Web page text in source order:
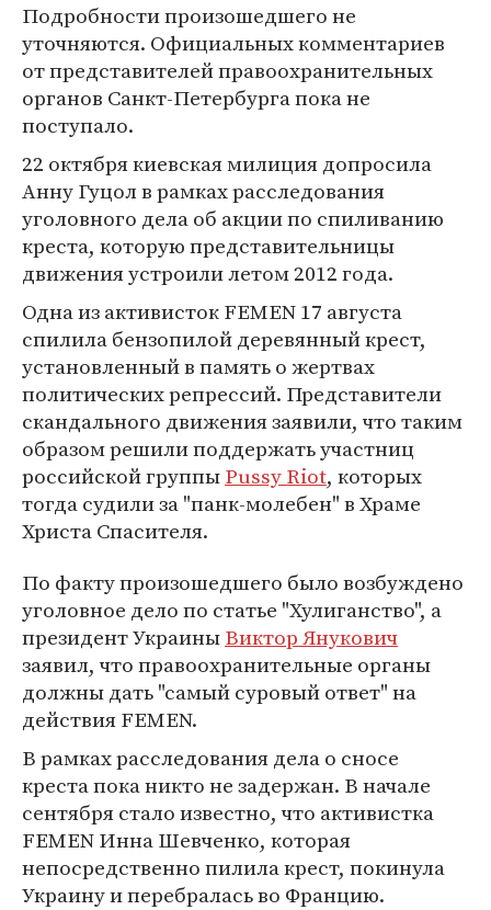
Подробности произошедшего не
уточняются. Официальных комментариев
от представителей правоохранительных
органов Санкт-Петербурга пока не
поступало.
22 октября киевская милиция допросила
Анну Гуцол в рамках расследования
уголовного дела об акции по спиливанию
креста, которую представительницы
движения устроили летом 2012 года.
Одна из активисток FEMEN 17 августа
спилила бензопилой деревянный крест,
установленный в память о жертвах
политических репрессий. Представители
скандального движения заявили, что таким
образом решили поддержать участниц
российской группыPussy Riot, которых
тогда судили за "панк-молебен" в Храме
Христа Спасителя.
По факту произошедшего было возбуждено
уголовное дело по статье "Хулиганство", а
президент УкраиныВиктор Янукович
заявил, что правоохранительные органы
должны дать "самый суровый ответ" на
действия FEMEN.
В рамках расследования дела о сносе
креста пока никто не задержан. В начале
сентября стало известно, что активистка
FEMEN Инна Шевченко, которая
непосредственно пилила крест, покинула
Украину и перебралась во Францию.